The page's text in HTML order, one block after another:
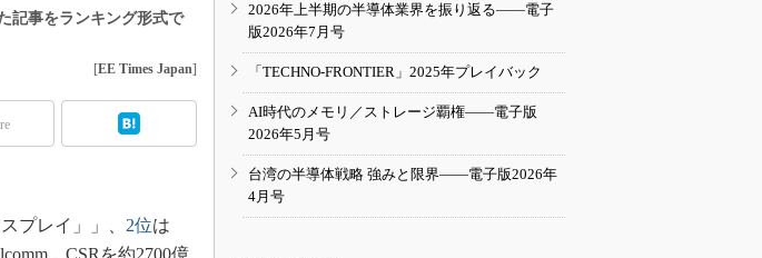
門（EDN
人とくるま展
記事をランキング形式で
[EE Times Japan]
プレイ」」、 2位は
、CSRを約2700億
2026年上半期の半導体業界を振り返る――電子
版2026年7月号
「TECHNO-FRONTIER」2025年プレイバック
AI時代のメモリ／ストレージ覇権――電子版
2026年5月号
台湾の半導体戦略 強みと限界――電子版2026年
4月号